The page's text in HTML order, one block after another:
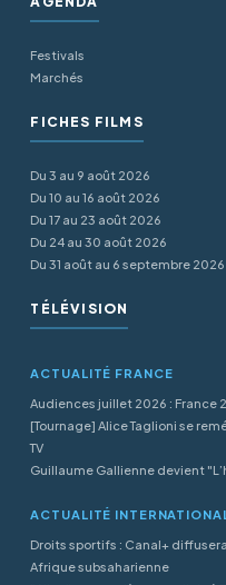
Festivals
Marchés
FICHES FILMS
Du 3 au 9 août 2026
Du 10 au 16 août 2026
Du 17 au 23 août 2026
Du 24 au 30 août 2026
Du 31 août au 6 septembre 2026
TÉLÉVISION
ACTUALITÉ FRANCE
Audiences juillet 2026 : France
[Tournage] Alice Taglioni se
TV
Guillaume Gallienne devient
ACTUALITÉ
Droits sportifs : Canal+
Afrique subsaharienne